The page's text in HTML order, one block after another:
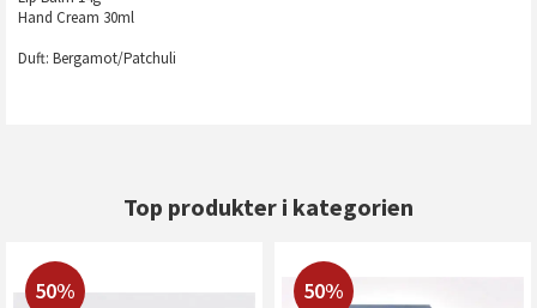
Hand Cream 30ml
Duft: Bergamot/Patchuli
Top produkter i kategorien
50% 50%